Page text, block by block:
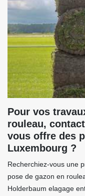
Pour vos
rouleau,
vous offre des
Luxembourg ?
Recherchiez-vous une
pose de gazon en
Holderbaum elagage